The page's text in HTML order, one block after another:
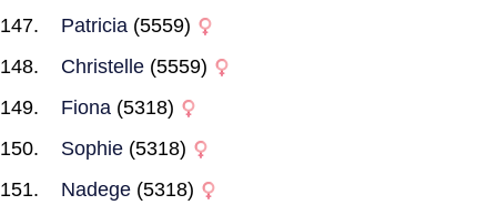
Patricia (5559)
Christelle (5559)
Fiona (5318)
Sophie (5318)
Nadege (5318)